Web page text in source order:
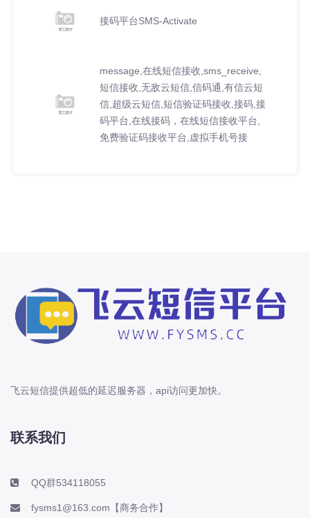
接码平台SMS-Activate
message,在线短信接收,sms_receive,
短信接收,无敌云短信,信码通,有信云短
信,超级云短信,短信验证码接收,接码,接
码平台,在线接码，在线短信接收平台,
免费验证码接收平台,虚拟手机号接
飞云短信提供超低的延迟服务器，api访问更加快。
联系我们
QQ群534118055
fysms1@163.com【商务合作】